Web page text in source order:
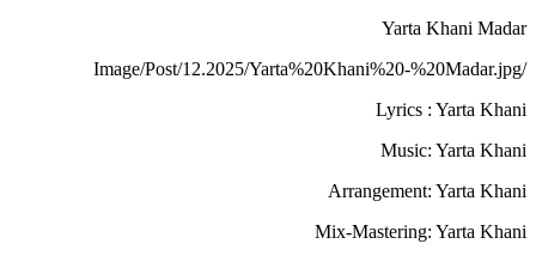
Yarta Khani Madar
/Image/Post/12.2025/Yarta%20Khani%20-%20Madar.jpg
Lyrics : Yarta Khani
Music: Yarta Khani
Arrangement: Yarta Khani
Mix-Mastering: Yarta Khani